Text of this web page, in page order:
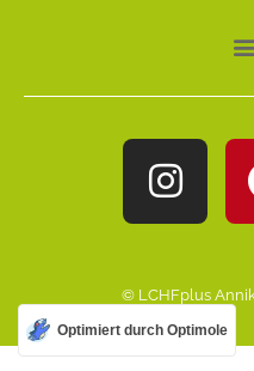
© LCHFplus
Optimiert durch Optimole